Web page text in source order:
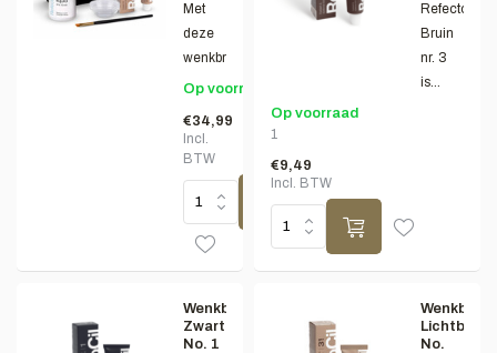
Met
deze
wenkbrauwverfset...
Op voorraad
€34,99
Incl.
BTW
RefectoCil
Bruin
nr. 3
is...
Op voorraad
1
€9,49
Incl. BTW
Wenkbrauwverf
Zwart
No. 1
Lichtbruin
No.